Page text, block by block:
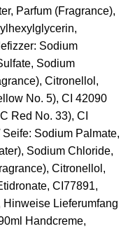
Parfum (Fragrance),
Sodium
Sodium
Citronellol,
No. 5), CI 42090
Red No. 33), CI
Sodium Palmate,
Sodium Chloride,
Citronellol,
CI77891,
Lieferumfang
Handcreme,